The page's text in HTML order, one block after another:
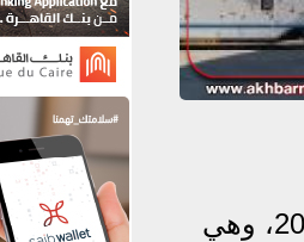
أكبر طائرة ركاب في الخدمة الفعلية حتى عام 2026، وهي